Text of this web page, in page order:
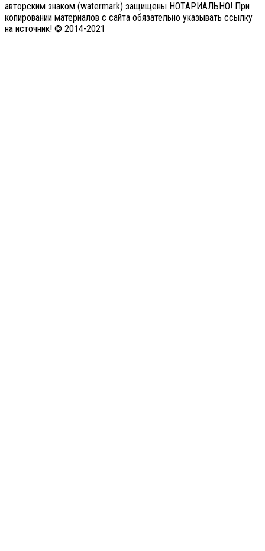
авторским знаком (watermark) защищены НОТАРИАЛЬНО! При
копировании материалов с сайта обязательно указывать ссылку
на источник! © 2014-2021